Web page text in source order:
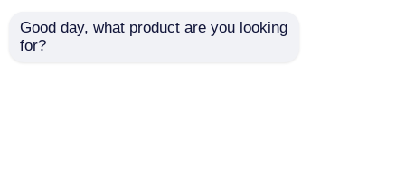
Good day, what product are you looking
for?